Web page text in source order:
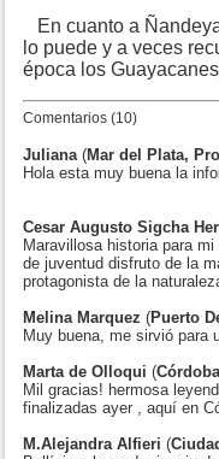
En cuanto a
lo puede y a veces
época los
Comentarios (10)
Juliana (Mar del Plata,
Hola esta muy buena la
Cesar Augusto Sigcha
Maravillosa historia para
de juventud disfruto de la
protagonista de la
Melina Marquez (Puerto
Muy buena, me sirvió para
Marta de Olloqui (Córdoba
Mil gracias! hermosa
finalizadas ayer , aquí en
M.Alejandra Alfieri (